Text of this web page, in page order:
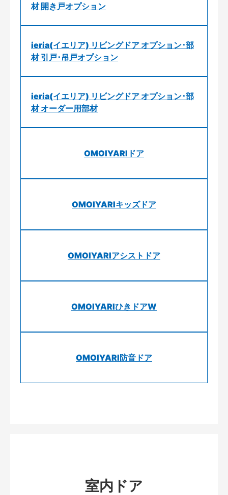
材 開き戸オプション
ieria(イエリア) リビングドア オプション･部
材 引戸･吊戸オプション
ieria(イエリア) リビングドア オプション･部
材 オーダー用部材
OMOIYARIドア
OMOIYARIキッズドア
OMOIYARIアシストドア
OMOIYARIひきドアW
OMOIYARI防音ドア
室内ドア